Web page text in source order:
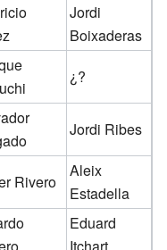
Jordi
Boixaderas
¿?
Jordi Ribes
Rivero
Aleix
Estadella
Eduard
Itchart